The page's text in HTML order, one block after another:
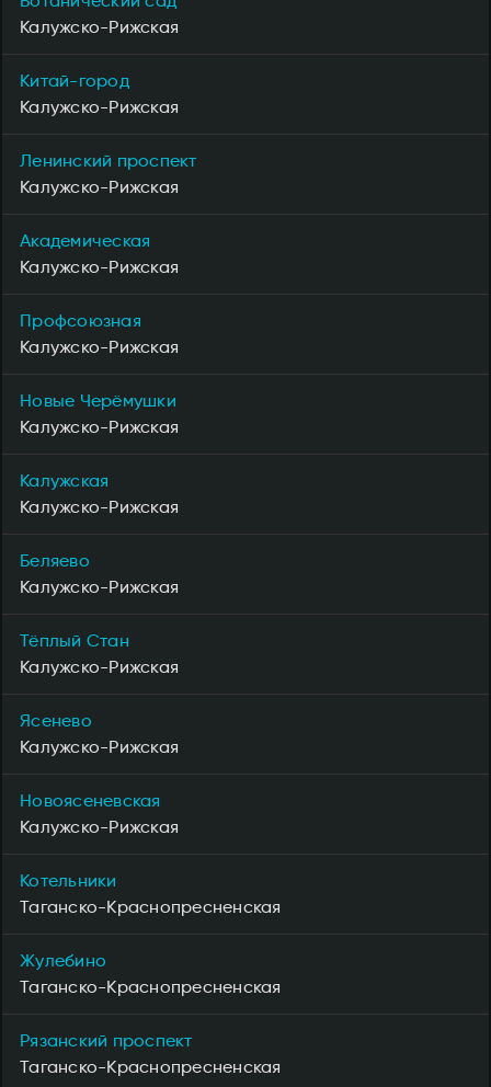
Калужско-Рижская
Китай-город
Калужско-Рижская
Ленинский проспект
Калужско-Рижская
Академическая
Калужско-Рижская
Профсоюзная
Калужско-Рижская
Новые Черёмушки
Калужско-Рижская
Калужская
Калужско-Рижская
Беляево
Калужско-Рижская
Тёплый Стан
Калужско-Рижская
Ясенево
Калужско-Рижская
Новоясеневская
Калужско-Рижская
Котельники
Таганско-Краснопресненская
Жулебино
Таганско-Краснопресненская
Рязанский проспект
Таганско-Краснопресненская